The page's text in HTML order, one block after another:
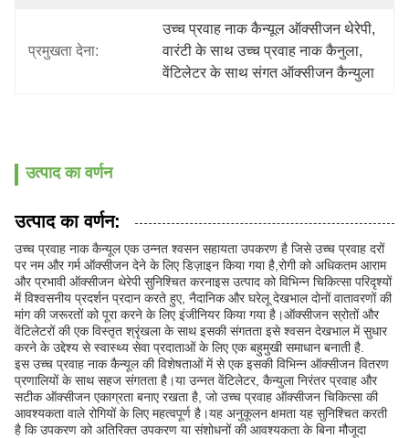
प्रमुखता देना:
उच्च प्रवाह नाक कैन्यूल ऑक्सीजन थेरेपी
वारंटी के साथ उच्च प्रवाह नाक कैनुला,
वेंटिलेटर के साथ संगत ऑक्सीजन कैन्युला
उत्पाद का वर्णन
उत्पाद का वर्णन:
उच्च प्रवाह नाक कैन्यूल एक उन्नत श्वसन सहायता उपकरण है जिसे उच्च प्रवाह दरों
पर नम और गर्म ऑक्सीजन देने के लिए डिज़ाइन किया गया है,रोगी को अधिकतम आराम
और प्रभावी ऑक्सीजन थेरेपी सुनिश्चित करनाइस उत्पाद को विभिन्न चिकित्सा परिदृश्यों
में विश्वसनीय प्रदर्शन प्रदान करते हुए, नैदानिक और घरेलू देखभाल दोनों वातावरणों की
मांग की जरूरतों को पूरा करने के लिए इंजीनियर किया गया है।ऑक्सीजन स्रोतों और
वेंटिलेटरों की एक विस्तृत श्रृंखला के साथ इसकी संगतता इसे श्वसन देखभाल में सुधार
करने के उद्देश्य से स्वास्थ्य सेवा प्रदाताओं के लिए एक बहुमुखी समाधान बनाती है.
इस उच्च प्रवाह नाक कैन्यूल की विशेषताओं में से एक इसकी विभिन्न ऑक्सीजन वितरण
प्रणालियों के साथ सहज संगतता है।या उन्नत वेंटिलेटर, कैन्युला निरंतर प्रवाह और
सटीक ऑक्सीजन एकाग्रता बनाए रखता है, जो उच्च प्रवाह ऑक्सीजन चिकित्सा की
आवश्यकता वाले रोगियों के लिए महत्वपूर्ण है।यह अनुकूलन क्षमता यह सुनिश्चित करती
है कि उपकरण को अतिरिक्त उपकरण या संशोधनों की आवश्यकता के बिना मौजूदा